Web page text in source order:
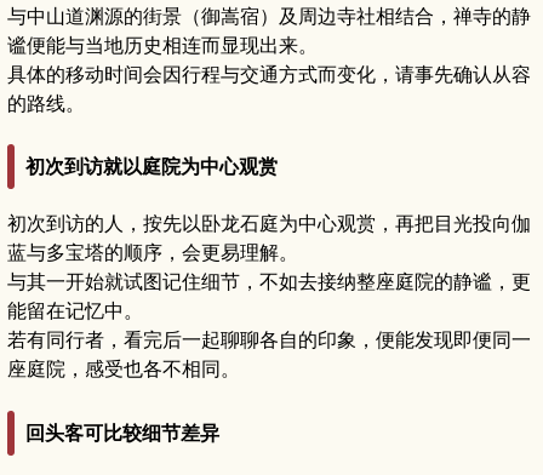
与中山道渊源的街景（御嵩宿）及周边寺社相结合，禅寺的静
谧便能与当地历史相连而显现出来。
具体的移动时间会因行程与交通方式而变化，请事先确认从容
的路线。
初次到访就以庭院为中心观赏
初次到访的人，按先以卧龙石庭为中心观赏，再把目光投向伽
蓝与多宝塔的顺序，会更易理解。
与其一开始就试图记住细节，不如去接纳整座庭院的静谧，更
能留在记忆中。
若有同行者，看完后一起聊聊各自的印象，便能发现即便同一
座庭院，感受也各不相同。
回头客可比较细节差异